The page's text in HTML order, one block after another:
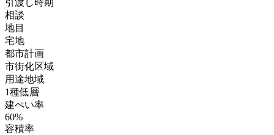
引渡し時期
相談
地目
宅地
都市計画
市街化区域
用途地域
1種低層
建ぺい率
60%
容積率